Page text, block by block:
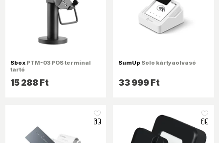
Sbox PTM-03 POS terminal
tartó
15 288 Ft
SumUp Solo kártyaolvasó
33 999 Ft
like_16 like_16